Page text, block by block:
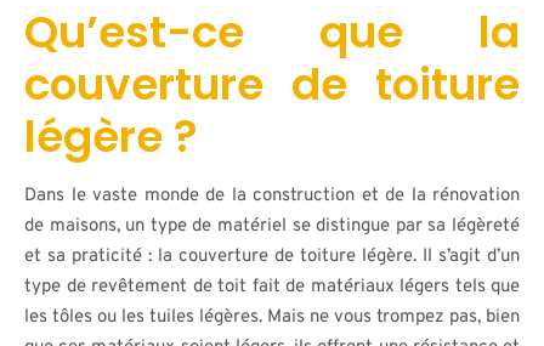
Qu’est-ce que la
couverture de toiture
légère ?
Dans le vaste monde de la construction et de la rénovation
de maisons, un type de matériel se distingue par sa légèreté
et sa praticité : la couverture de toiture légère. Il s’agit d’un
type de revêtement de toit fait de matériaux légers tels que
les tôles ou les tuiles légères. Mais ne vous trompez pas, bien